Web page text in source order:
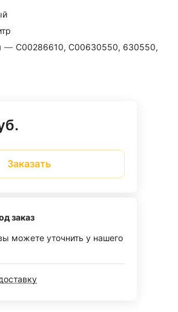
— C00286610, C00630550, 630550,
Заказать
заказ
можете уточнить у нашего